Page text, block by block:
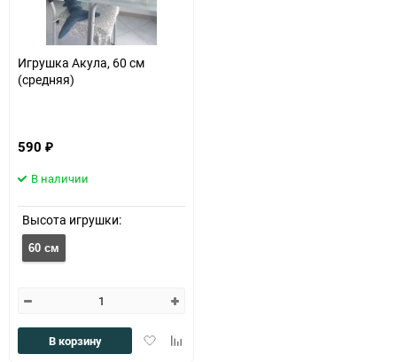
Игрушка Акула, 60 см
(средняя)
590 ₽
В наличии
Высота игрушки:
60 см
ДобавитьДобавить
В корзину